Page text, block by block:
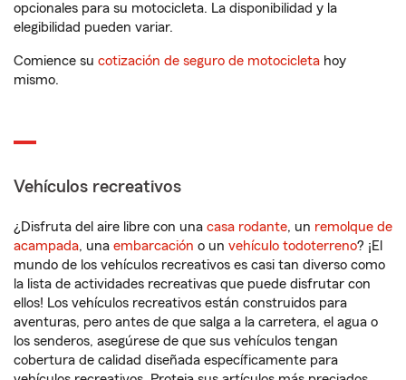
opcionales para su motocicleta. La disponibilidad y la
elegibilidad pueden variar.
Comience su cotización de seguro de motocicleta hoy
mismo.
Vehículos recreativos
¿Disfruta del aire libre con una casa rodante, un remolque de
acampada, una embarcación o un vehículo todoterreno? ¡El
mundo de los vehículos recreativos es casi tan diverso como
la lista de actividades recreativas que puede disfrutar con
ellos! Los vehículos recreativos están construidos para
aventuras, pero antes de que salga a la carretera, el agua o
los senderos, asegúrese de que sus vehículos tengan
cobertura de calidad diseñada específicamente para